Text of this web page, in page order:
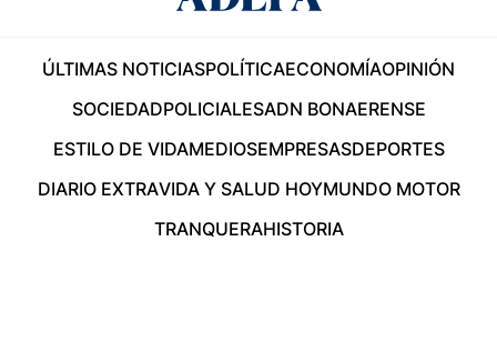
ÚLTIMAS NOTICIASPOLÍTICAECONOMÍAOPINIÓN
SOCIEDADPOLICIALESADN BONAERENSE
ESTILO DE VIDAMEDIOSEMPRESASDEPORTES
DIARIO EXTRAVIDA Y SALUD HOYMUNDO MOTOR
TRANQUERAHISTORIA